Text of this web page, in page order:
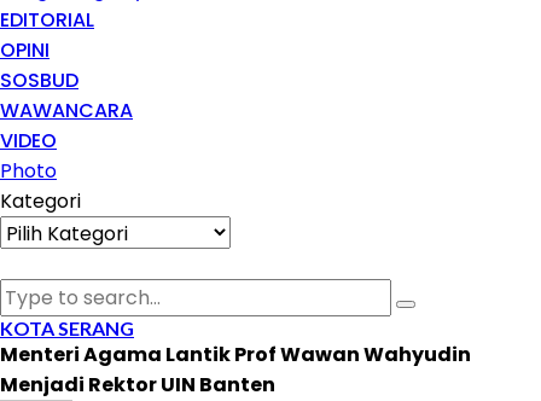
EDITORIAL
OPINI
SOSBUD
WAWANCARA
VIDEO
Photo
Kategori
Kategori
KOTA SERANG
Menteri Agama Lantik Prof Wawan Wahyudin
Menjadi Rektor UIN Banten